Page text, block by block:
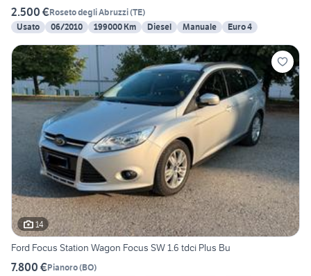
2.500 €Roseto degli Abruzzi(TE)
Usato
06/2010 199000 Km Diesel Manuale Euro 4
14
Ford Focus Station Wagon Focus SW 1.6 tdci Plus Bu
7.800 €Pianoro(BO)